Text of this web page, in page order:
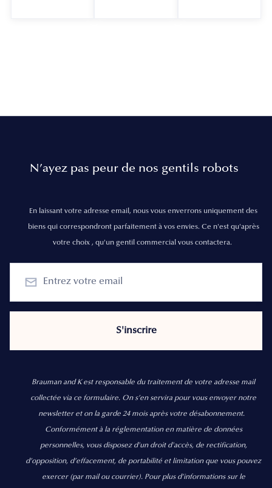
N’ayez pas peur de nos gentils robots
En laissant votre adresse email, nous vous enverrons uniquement des
biens qui correspondront parfaitement à vos envies. Ce n'est qu'après
votre choix , qu'un gentil commercial vous contactera.
Brauman and K est responsable du traitement de votre adresse mail
collectée via ce formulaire. On s’en servira pour vous envoyer notre
newsletter et on la garde 24 mois après votre désabonnement.
Conformément à la réglementation en matière de données
personnelles, vous disposez d'un droit d'accès, de rectification,
d’opposition, d’effacement, de portabilité et limitation que vous pouvez
exercer (par mail ou courrier). Pour plus d’informations sur le